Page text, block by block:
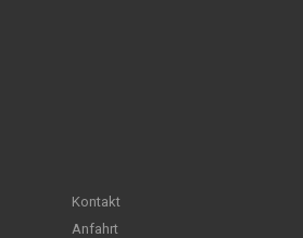
Kontakt
Anfahrt